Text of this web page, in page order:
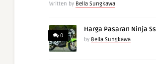
Written by Bella Sungkawa
0
Harga Pasaran Ninja Ss
by Bella Sungkawa